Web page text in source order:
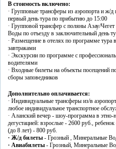
В стоимость включено:
· Групповые трансферы из аэропорта и ж/д
первый день тура по прибытию до 15:00
· Групповой трансфер с поляны Азау/
Воды по отъезду в заключительный день
· Размещение в отелях по программе тура
завтраками
· Экскурсии по программе с
водителями
· Входные билеты на объекты посещений
сборы заповедников
Дополнительно оплачивается:
· Индивидуальные трансферы из/в
любое индивидуальное транспортное
· Аланский вечер - шоу-программа в
дегустацией: взрослые - 2600 руб.,
(до 8 лет) - 800 руб.
· Ж/д билеты - Грозный , Минеральные
· Авиабилеты - Грозный, Минеральные